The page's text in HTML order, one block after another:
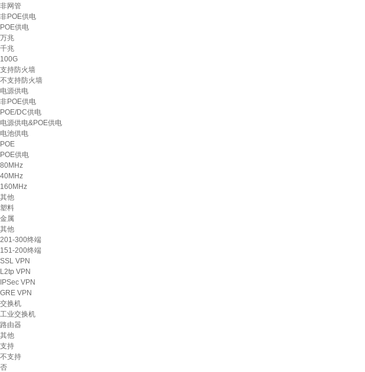
非网管
非POE供电
POE供电
万兆
千兆
100G
支持防火墙
不支持防火墙
电源供电
非POE供电
POE/DC供电
电源供电&POE供电
电池供电
POE
POE供电
80MHz
40MHz
160MHz
其他
塑料
金属
其他
201-300终端
151-200终端
SSL VPN
L2tp VPN
IPSec VPN
GRE VPN
交换机
工业交换机
路由器
其他
支持
不支持
否